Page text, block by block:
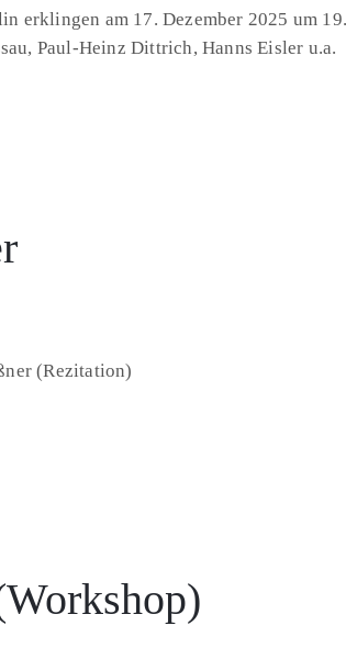
erklingen am 17. Dezember 2025 um
Paul-Heinz Dittrich, Hanns Eisler u.a.
(Rezitation)